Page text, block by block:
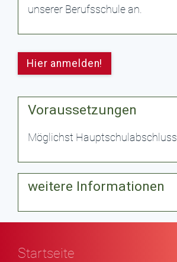
unserer Berufsschule an.
Hier anmelden!
Voraussetzungen
Möglichst Hauptschulabschluss
weitere Informationen
Startseite